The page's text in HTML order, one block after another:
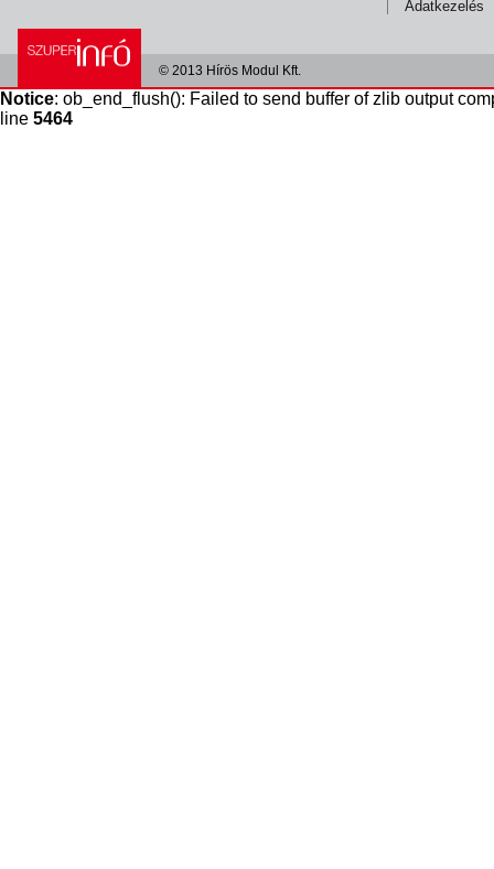
Adatkezelés
© 2013 Hírös Modul Kft.
Notice: ob_end_flush(): Failed to send buffer of zlib output
line 5464